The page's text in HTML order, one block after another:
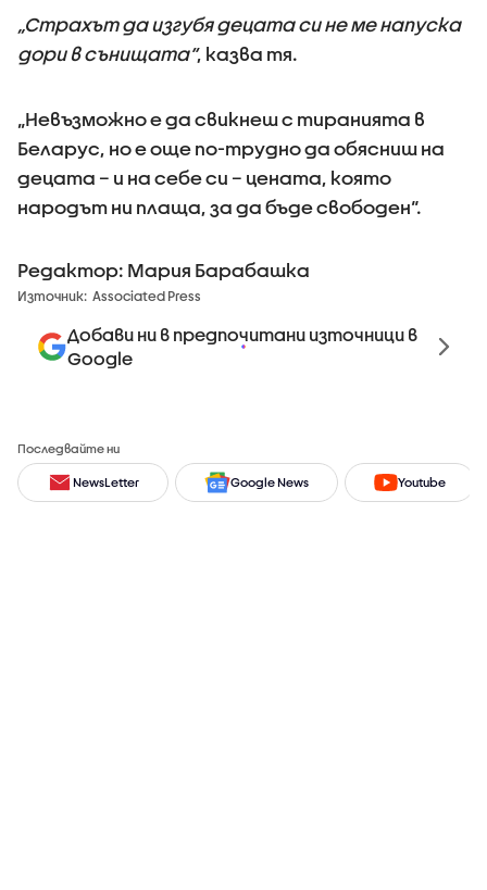
„Страхът да изгубя децата си не ме напуска
дори в сънищата“, казва тя.
„Невъзможно е да свикнеш с тиранията в
Беларус, но е още по-трудно да обясниш на
децата – и на себе си – цената, която
народът ни плаща, за да бъде свободен“.
Редактор: Мария Барабашка
Източник: Associated Press
Добави ни в предпочитани източници в
Google
Последвайте ни
NewsLetter Google News Youtube